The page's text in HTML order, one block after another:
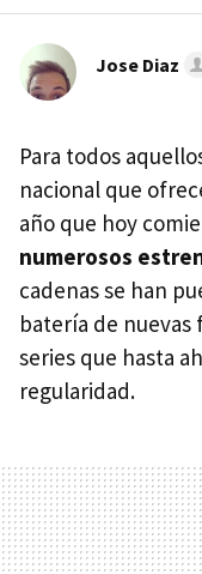
Jose Diaz
Para todos
nacional que
año que hoy
numerosos
cadenas se han
batería de nuevas
series que hasta
regularidad.